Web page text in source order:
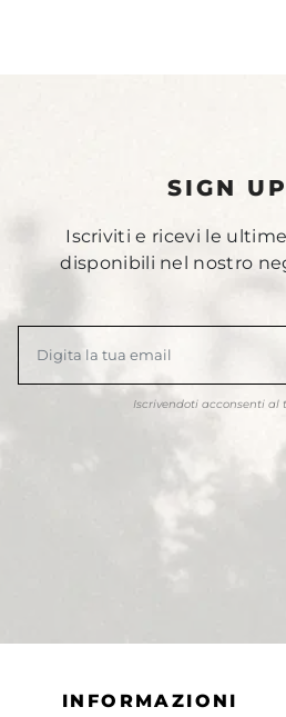
SIGN
Iscriviti e ricevi le
disponibili nel nostro
Iscrivendoti acconsenti
INFORMAZIONI